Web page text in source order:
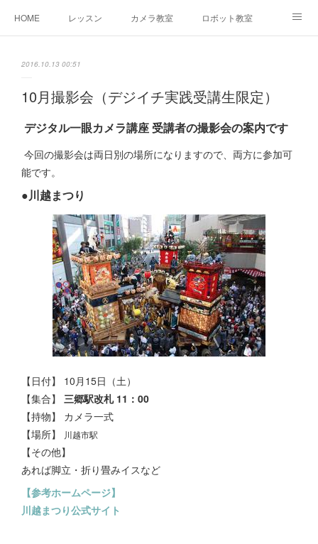
HOME レッスン カメラ教室 ロボット教室
2016.10.13 00:51
10月撮影会（デジイチ実践受講生限定）
デジタル一眼カメラ講座 受講者の撮影会の案内です
今回の撮影会は両日別の場所になりますので、両方に参加可
能です。
●川越まつり
【日付】 10月15日（土）
【集合】
三郷駅改札 11：00
【持物】 カメラ一式
【場所】
川越市駅
【その他】
あれば脚立・折り畳みイスなど
【参考ホームページ】
川越まつり公式サイト